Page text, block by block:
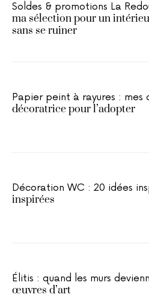
Soldes & promotions La
ma sélection pour un
sans se ruiner
Papier peint à rayures : mes
décoratrice pour l’adopter
Décoration WC : 20 idées
inspirées
Élitis : quand les murs
œuvres d’art